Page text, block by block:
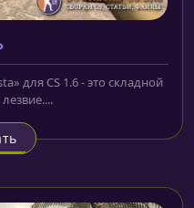
для CS 1.6 - это складной